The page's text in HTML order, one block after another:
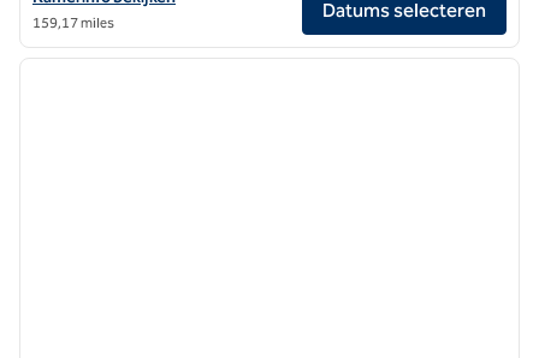
159,17 miles
Datums selecteren
1/12
1 van 12